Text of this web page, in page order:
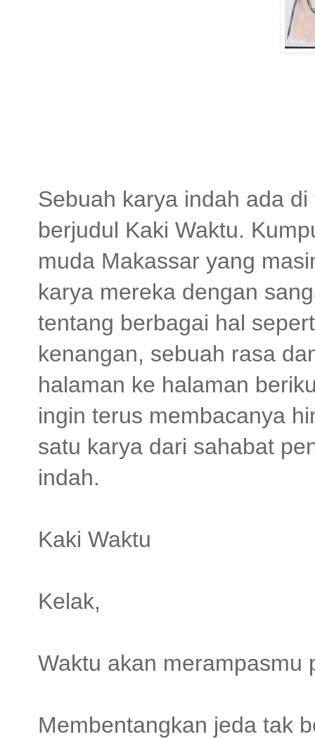
Sebuah karya indah ada
berjudul Kaki Waktu.
muda Makassar yang
karya mereka dengan
tentang berbagai hal
kenangan, sebuah rasa
halaman ke halaman
ingin terus membacanya
satu karya dari sahabat
indah.
Kaki Waktu
Kelak,
Waktu akan merampasmu
Membentangkan jeda tak